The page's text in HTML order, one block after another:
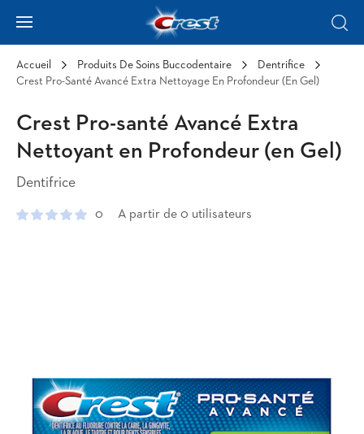
Hamburger
Accueil Produits De Soins Buccodentaire
Dentrifice
Crest Pro-Santé Avancé Extra Nettoyage En Profondeur (en Gel)
Crest Pro-santé Avancé Extra
Nettoyant en Profondeur (en Gel)
Dentifrice
0 A partir de 0 utilisateurs